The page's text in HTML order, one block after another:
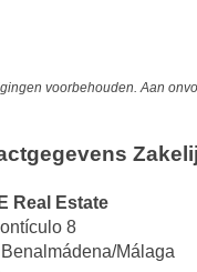
voorbehouden. Aan
Real Estate
8
Málaga